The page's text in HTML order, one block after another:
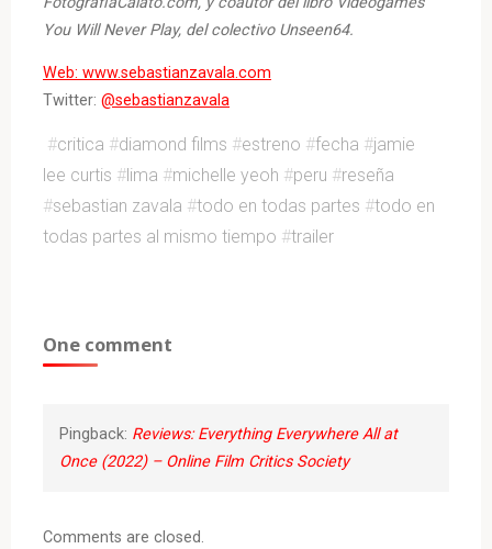
You Will Never Play, del colectivo Unseen64.
Web: www.sebastianzavala.com
Twitter: @sebastianzavala
#critica #diamond films #estreno #fecha #jamie
lee curtis #lima #michelle yeoh #peru #reseña
#sebastian zavala #todo en todas partes #todo en
todas partes al mismo tiempo #trailer
One comment
Pingback: Reviews: Everything Everywhere All at
Once (2022) – Online Film Critics Society
Comments are closed.